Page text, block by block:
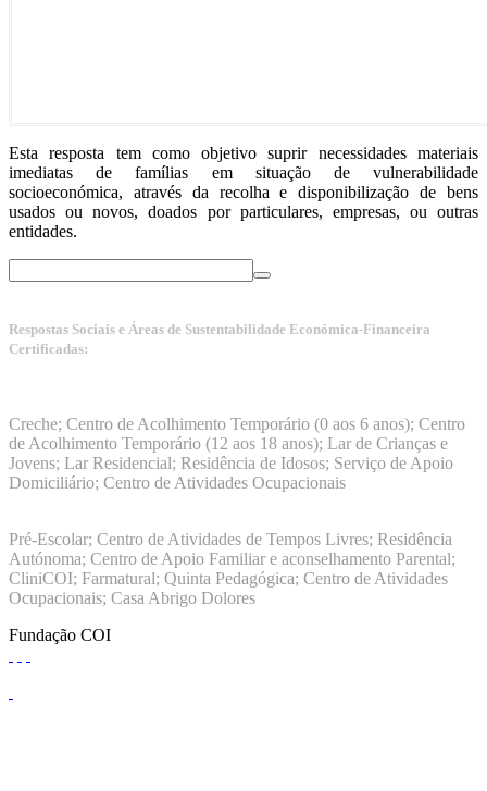
Esta resposta tem como objetivo suprir necessidades materiais
imediatas de famílias em situação de vulnerabilidade
socioeconómica, através da recolha e disponibilização de bens
usados ou novos, doados por particulares, empresas, ou outras
entidades.
Respostas Sociais e Áreas de Sustentabilidade Económica-Financeira
Certificadas:
Creche; Centro de Acolhimento Temporário (0 aos 6 anos); Centro
de Acolhimento Temporário (12 aos 18 anos); Lar de Crianças e
Jovens; Lar Residencial; Residência de Idosos; Serviço de Apoio
Domiciliário; Centro de Atividades Ocupacionais
Pré-Escolar; Centro de Atividades de Tempos Livres; Residência
Autónoma; Centro de Apoio Familiar e aconselhamento Parental;
CliniCOI; Farmatural; Quinta Pedagógica; Centro de Atividades
Ocupacionais; Casa Abrigo Dolores
Fundação COI